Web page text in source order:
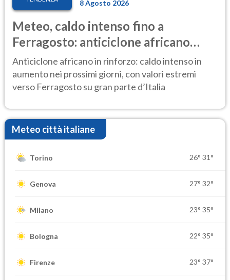
8 Agosto 2026
Meteo, caldo intenso fino a
Ferragosto: anticiclone africano
ancora protagonista
Anticiclone africano in rinforzo: caldo intenso in
aumento nei prossimi giorni, con valori estremi
verso Ferragosto su gran parte d’Italia
Meteo città italiane
Torino 26° 31°
Genova 27° 32°
Milano 23° 35°
Bologna 22° 35°
Firenze 23° 37°